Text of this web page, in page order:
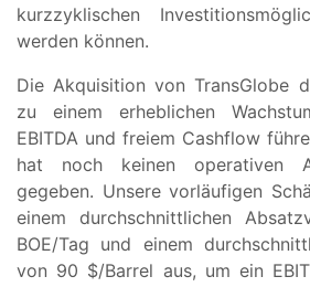
kurzzyklischen
werden können.
Die Akquisition von TransGlobe
zu einem erheblichen
EBITDA und freiem Cashflow
hat noch keinen operativen
gegeben. Unsere vorläufigen
einem durchschnittlichen
BOE/Tag und einem
von 90 $/Barrel aus, um ein